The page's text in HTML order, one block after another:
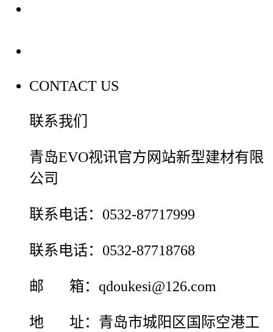
CONTACT US
联系我们
青岛EVO视讯官方网站新型建材有限
公司
联系电话：0532-87717999
联系电话：0532-87718768
邮 箱：qdoukesi@126.com
地 址：青岛市城阳区国际空港工